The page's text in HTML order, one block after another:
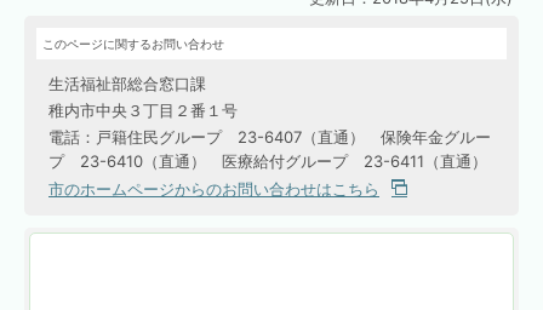
このページに関するお問い合わせ
生活福祉部総合窓口課
稚内市中央３丁目２番１号
電話：戸籍住民グループ 23-6407（直通） 保険年金グルー
プ 23-6410（直通） 医療給付グループ 23-6411（直通）
市のホームページからのお問い合わせはこちら